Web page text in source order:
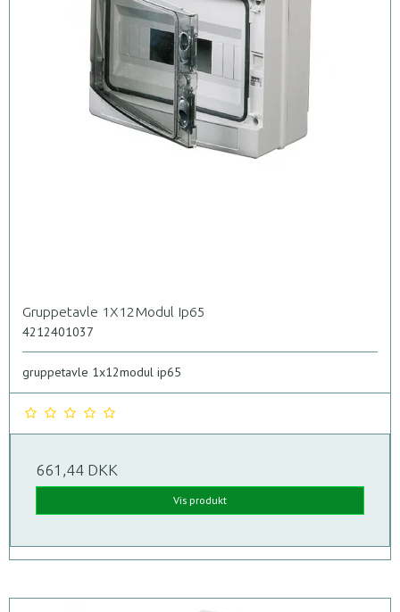
Gruppetavle 1X12Modul Ip65
4212401037
gruppetavle 1x12modul ip65
661,44 DKK
Vis produkt